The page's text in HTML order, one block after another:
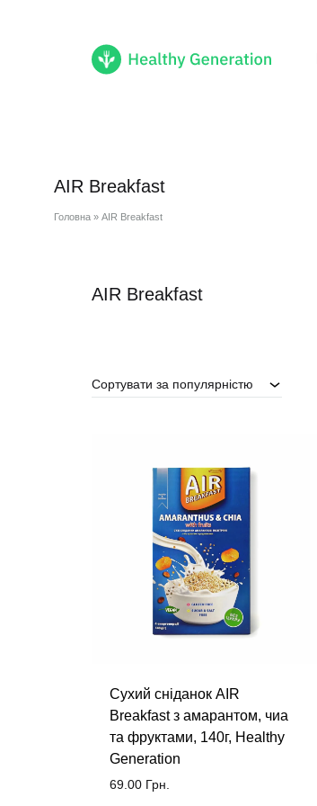
доступні
тобі
AIR Breakfast
Головна » AIR Breakfast
AIR Breakfast
Сортувати за популярністю
Сухий сніданок AIR
Breakfast з амарантом, чиа
та фруктами, 140г, Healthy
Generation
69.00 Грн.